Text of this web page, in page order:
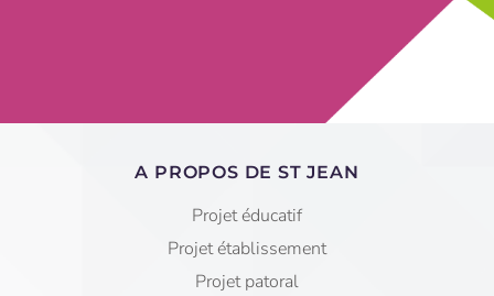
A PROPOS DE ST JEAN
Projet éducatif
Projet établissement
Projet patoral